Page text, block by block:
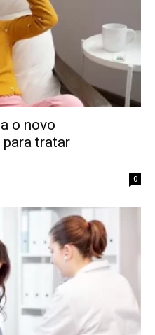
o novo
tratar
0